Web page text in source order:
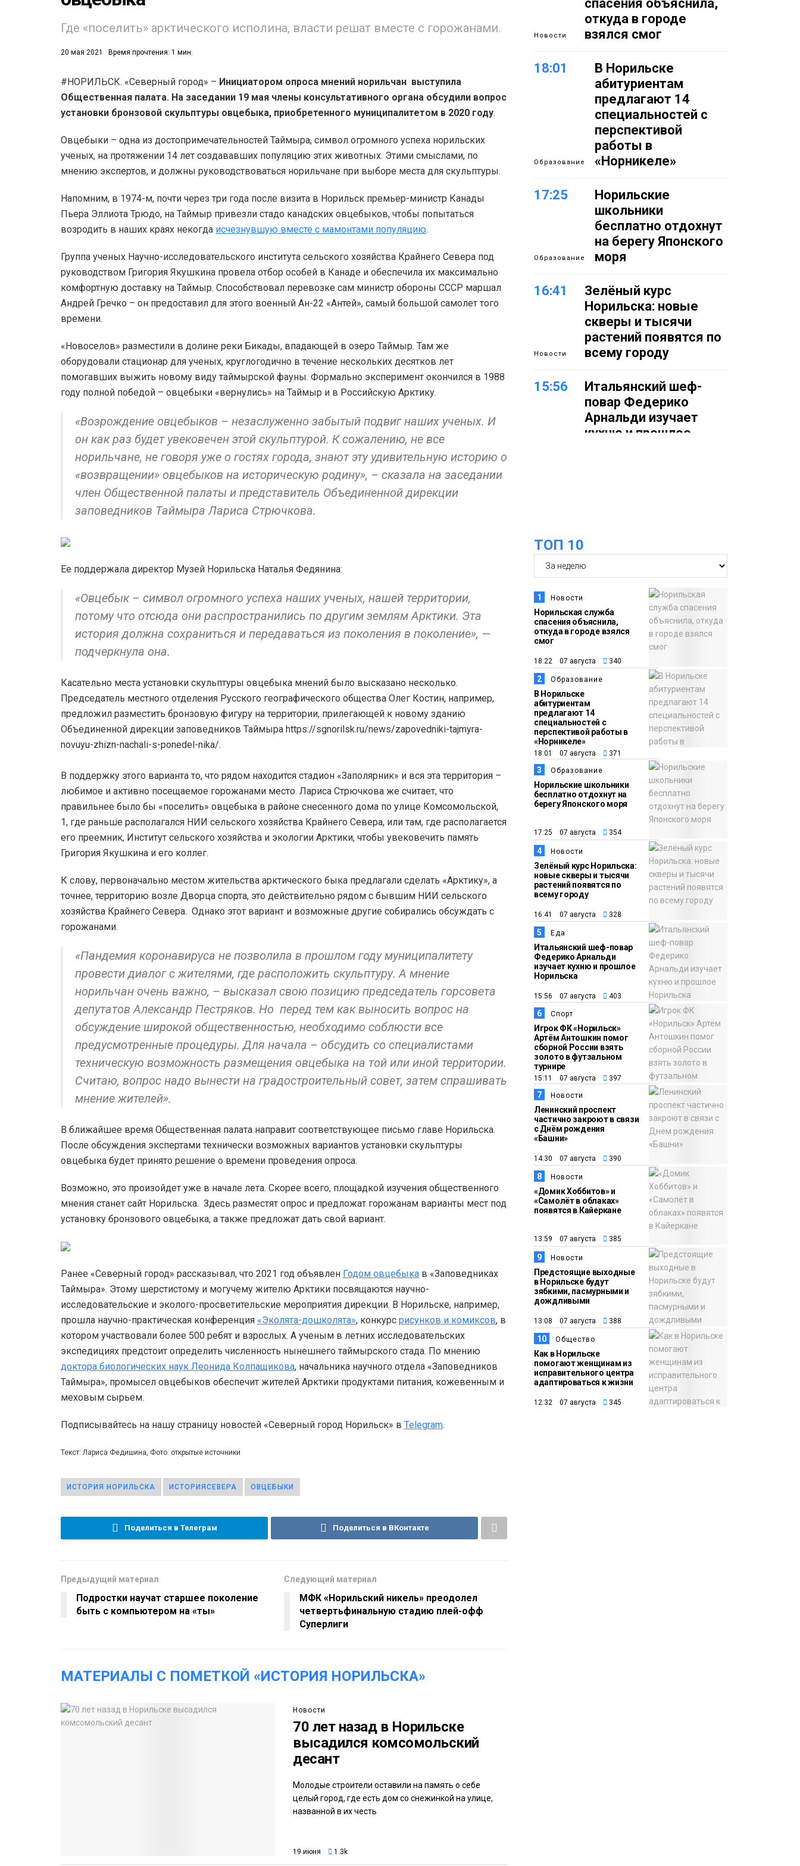
Где «поселить» арктического исполина, власти решат вместе с горожанами.
20 мая 2021 Время прочтения: 1 мин.
#НОРИЛЬСК. «Северный город» – Инициатором опроса мнений норильчан выступила
Общественная палата. На заседании 19 мая члены консультативного органа обсудили вопрос
установки бронзовой скульптуры овцебыка, приобретенного муниципалитетом в 2020 году.
Овцебыки – одна из достопримечательностей Таймыра, символ огромного успеха норильских
ученых, на протяжении 14 лет создававших популяцию этих животных. Этими смыслами, по
мнению экспертов, и должны руководствоваться норильчане при выборе места для скульптуры.
Напомним, в 1974-м, почти через три года после визита в Норильск премьер-министр Канады
Пьера Эллиота Трюдо, на Таймыр привезли стадо канадских овцебыков, чтобы попытаться
возродить в наших краях некогда исчезнувшую вместе с мамонтами популяцию.
Группа ученых Научно-исследовательского института сельского хозяйства Крайнего Севера под
руководством Григория Якушкина провела отбор особей в Канаде и обеспечила их максимально
комфортную доставку на Таймыр. Способствовал перевозке сам министр обороны СССР маршал
Андрей Гречко – он предоставил для этого военный Ан-22 «Антей», самый большой самолет того
времени.
«Новоселов» разместили в долине реки Бикады, впадающей в озеро Таймыр. Там же
оборудовали стационар для ученых, круглогодично в течение нескольких десятков лет
помогавших выжить новому виду таймырской фауны. Формально эксперимент окончился в 1988
году полной победой – овцебыки «вернулись» на Таймыр и в Российскую Арктику.
«Возрождение овцебыков – незаслуженно забытый подвиг наших ученых. И
он как раз будет увековечен этой скульптурой. К сожалению, не все
норильчане, не говоря уже о гостях города, знают эту удивительную историю о
«возвращении» овцебыков на историческую родину», – сказала на заседании
член Общественной палаты и представитель Объединенной дирекции
заповедников Таймыра Лариса Стрючкова.
Ее поддержала директор Музей Норильска Наталья Федянина:
«Овцебык – символ огромного успеха наших ученых, нашей территории,
потому что отсюда они распространились по другим землям Арктики. Эта
история должна сохраниться и передаваться из поколения в поколение», —
подчеркнула она.
Касательно места установки скульптуры овцебыка мнений было высказано несколько.
Председатель местного отделения Русского географического общества Олег Костин, например,
предложил разместить бронзовую фигуру на территории, прилегающей к новому зданию
Объединенной дирекции заповедников Таймыра https://sgnorilsk.ru/news/zapovedniki-tajmyra-
novuyu-zhizn-nachali-s-ponedel-nika/.
В поддержку этого варианта то, что рядом находится стадион «Заполярник» и вся эта территория –
любимое и активно посещаемое горожанами место. Лариса Стрючкова же считает, что
правильнее было бы «поселить» овцебыка в районе снесенного дома по улице Комсомольской,
1, где раньше располагался НИИ сельского хозяйства Крайнего Севера, или там, где располагается
его преемник, Институт сельского хозяйства и экологии Арктики, чтобы увековечить память
Григория Якушкина и его коллег.
К слову, первоначально местом жительства арктического быка предлагали сделать «Арктику», а
точнее, территорию возле Дворца спорта, это действительно рядом с бывшим НИИ сельского
хозяйства Крайнего Севера. Однако этот вариант и возможные другие собирались обсуждать с
горожанами.
«Пандемия коронавируса не позволила в прошлом году муниципалитету
провести диалог с жителями, где расположить скульптуру. А мнение
норильчан очень важно, – высказал свою позицию председатель горсовета
депутатов Александр Пестряков. Но перед тем как выносить вопрос на
обсуждение широкой общественностью, необходимо соблюсти все
предусмотренные процедуры. Для начала – обсудить со специалистами
техническую возможность размещения овцебыка на той или иной территории.
Считаю, вопрос надо вынести на градостроительный совет, затем спрашивать
мнение жителей».
В ближайшее время Общественная палата направит соответствующее письмо главе Норильска.
После обсуждения экспертами технически возможных вариантов установки скульптуры
овцебыка будет принято решение о времени проведения опроса.
Возможно, это произойдет уже в начале лета. Скорее всего, площадкой изучения общественного
мнения станет сайт Норильска. Здесь разместят опрос и предложат горожанам варианты мест под
установку бронзового овцебыка, а также предложат дать свой вариант.
Ранее «Северный город» рассказывал, что 2021 год объявлен Годом овцебыка в «Заповедниках
Таймыра». Этому шерстистому и могучему жителю Арктики посвящаются научно-
исследовательские и эколого-просветительские мероприятия дирекции. В Норильске, например,
прошла научно-практическая конференция «Эколята-дошколята», конкурс рисунков и комиксов, в
котором участвовали более 500 ребят и взрослых. А ученым в летних исследовательских
экспедициях предстоит определить численность нынешнего таймырского стада. По мнению
доктора биологических наук Леонида Колпащикова, начальника научного отдела «Заповедников
Таймыра», промысел овцебыков обеспечит жителей Арктики продуктами питания, кожевенным и
меховым сырьем.
Подписывайтесь на нашу страницу новостей «Северный город Норильск» в Telegram.
Текст: Лариса Федишина, Фото: открытые источники
ИСТОРИЯ НОРИЛЬСКА ИСТОРИЯСЕВЕРА ОВЦЕБЫКИ
Поделиться в Телеграм Поделиться в ВКонтакте
Предыдущий материал
Подростки научат старшее поколение
быть с компьютером на «ты»
Следующий материал
МФК «Норильский никель» преодолел
четвертьфинальную стадию плей-офф
Суперлиги
МАТЕРИАЛЫ С ПОМЕТКОЙ «ИСТОРИЯ НОРИЛЬСКА»
Новости
70 лет назад в Норильске
высадился комсомольский
десант
Молодые строители оставили на память о себе
целый город, где есть дом со снежинкой на улице,
названной в их честь
19 июня 1.3k
Новости
спасения объяснила,
откуда в городе
взялся смог
18:01
Образование
В Норильске
абитуриентам
предлагают 14
специальностей с
перспективой
работы в
«Норникеле»
17:25
Образование
Норильские
школьники
бесплатно отдохнут
на берегу Японского
моря
16:41
Новости
Зелёный курс
Норильска: новые
скверы и тысячи
растений появятся по
всему городу
15:56
Итальянский шеф-
повар Федерико
Арнальди изучает
кухню и прошлое
Спорт
14:30
Новости
Ленинский проспект
частично закроют в
связи с Днём
рождения «Башни»
13:59
Новости
«Домик Хоббитов» и
«Самолёт в облаках»
появятся в Кайеркане
13:08
Новости
Предстоящие
выходные в
Норильске будут
зябкими, пасмурными
и дождливыми
Общество
Как в Норильске
помогают женщинам
из исправительного
центра
адаптироваться к
жизни
ТОП 10
1 Новости
Норильская служба
спасения объяснила,
откуда в городе взялся
смог
18:22 07 августа 340
2 Образование
В Норильске
абитуриентам
предлагают 14
специальностей с
перспективой работы в
«Норникеле»
18:01 07 августа 371
3 Образование
Норильские школьники
бесплатно отдохнут на
берегу Японского моря
17:25 07 августа 354
4 Новости
Зелёный курс Норильска:
новые скверы и тысячи
растений появятся по
всему городу
16:41 07 августа 328
5 Еда
Итальянский шеф-повар
Федерико Арнальди
изучает кухню и прошлое
Норильска
15:56 07 августа 403
6 Спорт
Игрок ФК «Норильск»
Артём Антошкин помог
сборной России взять
золото в футзальном
турнире
15:11 07 августа 397
7 Новости
Ленинский проспект
частично закроют в связи
с Днём рождения
«Башни»
14:30 07 августа 390
8 Новости
«Домик Хоббитов» и
«Самолёт в облаках»
появятся в Кайеркане
13:59 07 августа 385
9 Новости
Предстоящие выходные
в Норильске будут
зябкими, пасмурными и
дождливыми
13:08 07 августа 388
10 Общество
Как в Норильске
помогают женщинам из
исправительного центра
адаптироваться к жизни
12:32 07 августа 345